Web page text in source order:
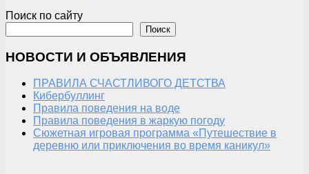
Поиск по сайту
Поиск
НОВОСТИ И ОБЪЯВЛЕНИЯ
ПРАВИЛА СЧАСТЛИВОГО ДЕТСТВА
Кибербуллинг
Правила поведения на воде
Правила поведения в жаркую погоду
Сюжетная игровая программа «Путешествие в
деревню или приключения во время каникул»